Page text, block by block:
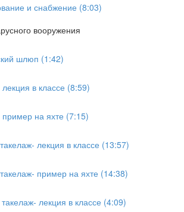
и снабжение (8:03)
вооружения
шлюп (1:42)
лекция в классе (8:59)
пример на яхте (7:15)
лекция в классе (13:57)
пример на яхте (14:38)
лекция в классе (4:09)